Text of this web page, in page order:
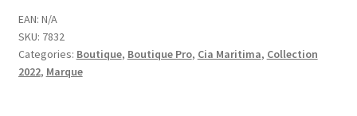
EAN: N/A
SKU: 7832
Categories: Boutique, Boutique Pro, Cia Maritima, Collection
2022, Marque